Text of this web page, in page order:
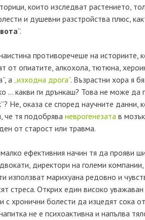
които изследват растението,
и душевни разстройства плюс,
”.
противоречеше на историите,
от опиатите, алкохола, тютюна,
а„изходна дрога”. Възрастни хора я
… какви ги дрънкаш? Това не може да
Не, оказа се според научните
че тя подобряваневрогенезата в
от старост или травма.
ефективния начин тя да прояви
директори на големи
използват марихуана редовно и
стреса. Открих един високо уважаван
с хронични болести да изцедят сока
не е психоактивна и напълва